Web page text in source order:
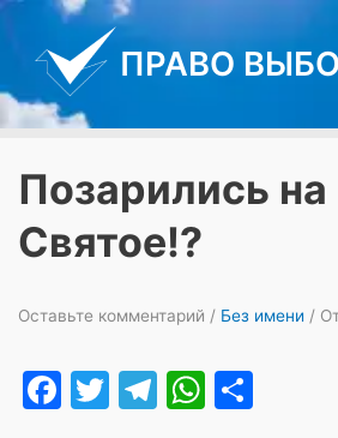
Перейти
содержимому
ПРАВО
Позарились на
Святое!?
Оставьте комментарий / Без имени /
F
T
T
W